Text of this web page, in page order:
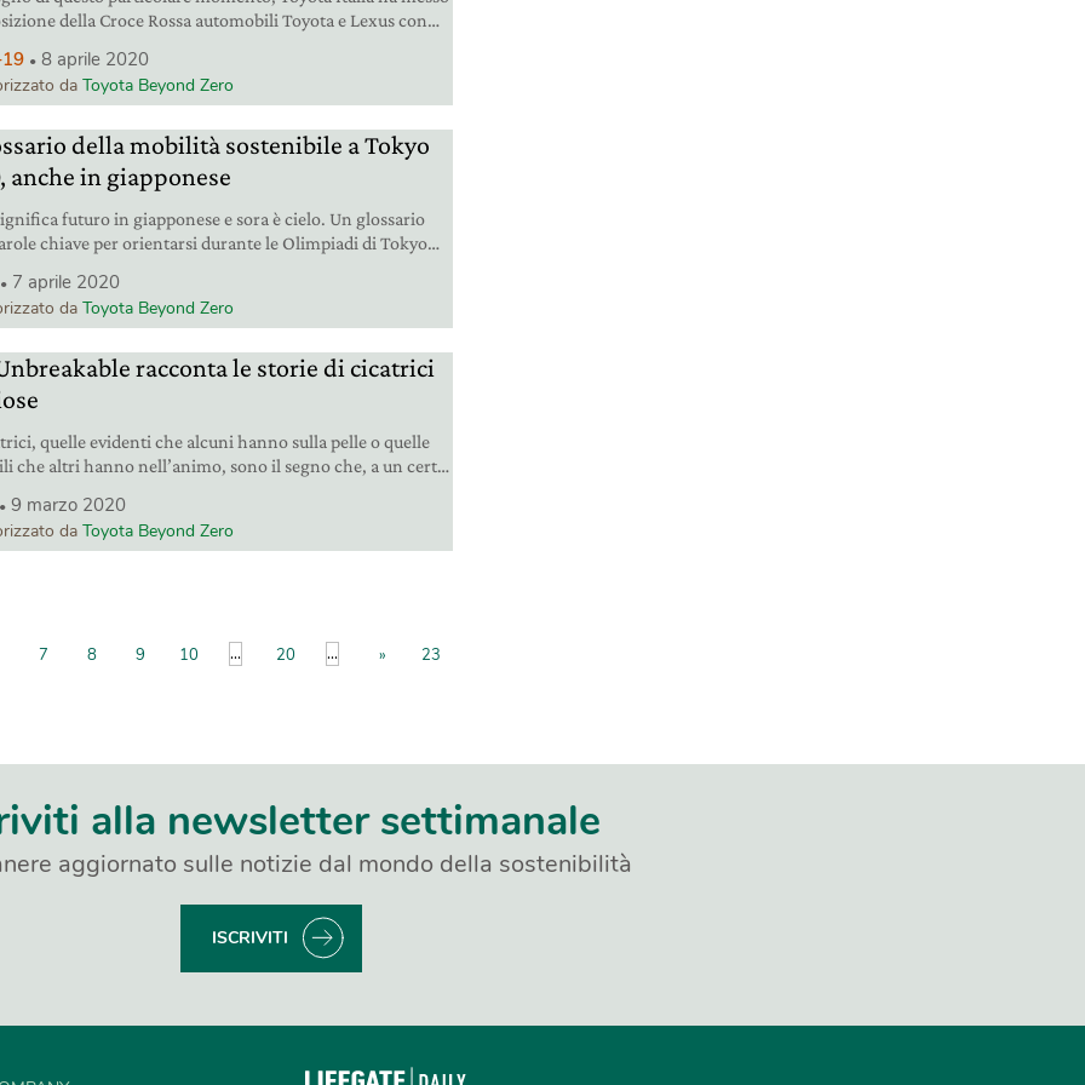
della Croce Rossa automobili Toyota e Lexus con
in difficoltà.
8 aprile 2020
daToyota Beyond Zero
della mobilità sostenibile a Tokyo
anche in giapponese
futuro in giapponese e sora è cielo. Un glossario
chiave per orientarsi durante le Olimpiadi di Tokyo
insieme a un partner d’eccezione.
7 aprile 2020
daToyota Beyond Zero
racconta le storie di cicatrici
quelle evidenti che alcuni hanno sulla pelle o quelle
che altri hanno nell’animo, sono il segno che, a un certo
il simbolo della nostra capacità di sopravvivere, di
quello strappo e di uscirne rafforzati. Nella
9 marzo 2020
daToyota Beyond Zero
7 8 9 10 ... 20 ... » 23
alla newsletter settimanale
aggiornato sulle notizie dal mondo della sostenibilità
ISCRIVITI